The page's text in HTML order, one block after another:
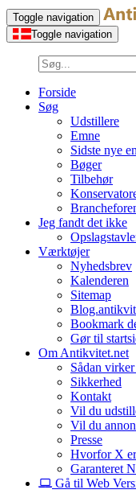
Toggle navigation
Toggle navigation
Forside
Søg
Udstillere
Emne
Sidste nye
Bøger
Tilbehør
Jeg fandt det ikke
Værktøjer
Nyhedsbrev
Kalenderen
Sitemap
Bookmark
Gør til
Om Antikvitet.net
Sådan
Sikkerhed
Kontakt
Vil du
Vil du
Presse
Hvorfor X
Garanteret
Gå til Web